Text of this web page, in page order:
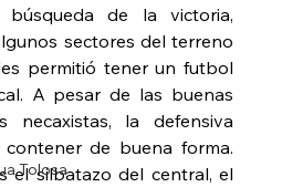
Tolosa
de la victoria,
sectores del terreno
permitió tener un futbol
A pesar de las buenas
necaxistas, la defensiva
de buena forma.
el silbatazo del central, el